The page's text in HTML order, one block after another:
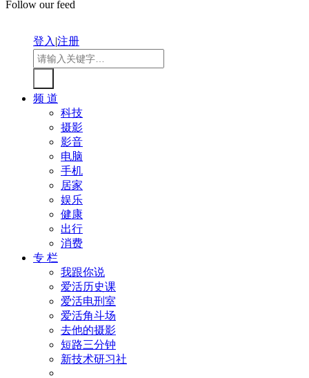
Follow our feed
登入|注册
频 道
科技
摄影
影音
电脑
手机
居家
娱乐
健康
出行
消费
专 栏
我跟你说
爱活历史课
爱活电刑室
爱活角斗场
去他的摄影
短路三分钟
新技术研习社